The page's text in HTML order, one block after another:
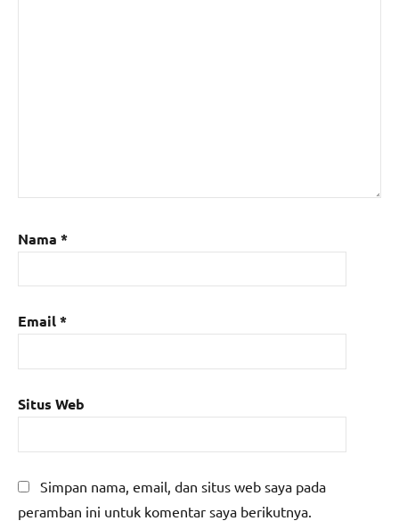
Nama *
Email*
Situs Web
Simpan nama, email, dan situs web saya pada
peramban ini untuk komentar saya berikutnya.